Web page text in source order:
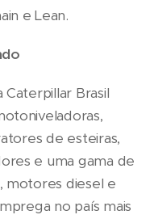
e Lean.
Caterpillar Brasil
de esteiras,
e uma gama de
motores diesel e
no país mais